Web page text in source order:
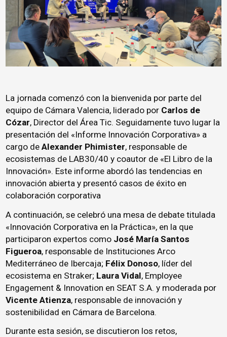
La jornada comenzó con la bienvenida por parte del
equipo de Cámara Valencia, liderado por Carlos de
Cózar, Director del Área Tic. Seguidamente tuvo lugar la
presentación del «Informe Innovación Corporativa» a
cargo deAlexander Phimister, responsable de
ecosistemas de LAB30/40 y coautor de «El Libro de la
Innovación». Este informe abordó las tendencias en
innovación abierta y presentó casos de éxito en
colaboración corporativa
A continuación, se celebró una mesa de debate titulada
«Innovación Corporativa en la Práctica», en la que
participaron expertos como José María Santos
Figueroa, responsable de Instituciones Arco
Mediterráneo de Ibercaja; Félix Donoso, líder del
ecosistema en Straker; Laura Vidal, Employee
Engagement & Innovation en SEAT S.A. y moderada por
Vicente Atienza, responsable de innovación y
sostenibilidad en Cámara de Barcelona.
Durante esta sesión, se discutieron los retos,